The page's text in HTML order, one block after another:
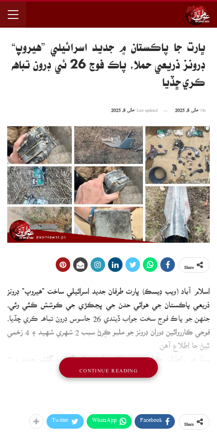
ڀارت جا پاڪستان ۾ جديد اسرائيلي ”هيروپ“
ڊرونز ذريعي حملا، پاڪ فوج 26 ئي ڊرون تباهه
ڪري ڇڏيا
مئی 8, 2025 مئی 8, 2025
اسلام آباد (ويب ڊيسڪ) ڀارت طرفان جديد اسرائيلي ساخت ”هيروپ“ ڊرونز
ذريعي پاڪستان جي هوائي حدن جي ڀڃڪڙي جي ڪوشش ڪئي وئي،
جنهن جو پاڪ فوج سخت جواب ڏيندي 26 جاسوس ڊرون تباهه ڪري ڇڏيا،
ٿيڻ جا اطلاع آهن.
ڊرون تباهه ٿيا، جتي ڪو به جاني ناهي ٿيو.
گھوٽڪي ضلعي جي ڳوٺ سرفراز لغاري ۾ ڊرون جو ملبو ڪِرڻ سبب
ڪيا ويا. Facebook
WhatsApp
Twitter